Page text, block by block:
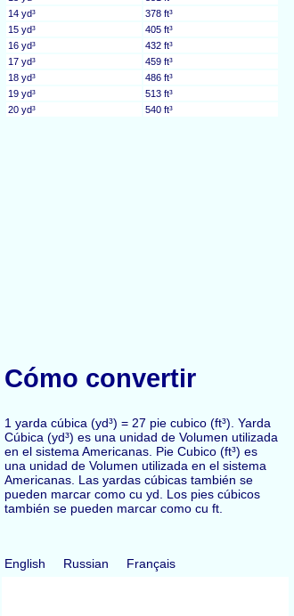
14 yd³
378 ft³
15 yd³
405 ft³
16 yd³
432 ft³
17 yd³
459 ft³
18 yd³
486 ft³
19 yd³
513 ft³
20 yd³
540 ft³
Cómo convertir
1 yarda cúbica (yd³) = 27 pie cubico (ft³). Yarda
Cúbica (yd³) es una unidad de Volumen utilizada
en el sistema Americanas. Pie Cubico (ft³) es
una unidad de Volumen utilizada en el sistema
Americanas. Las yardas cúbicas también se
pueden marcar como cu yd. Los pies cúbicos
también se pueden marcar como cu ft.
English Russian Français